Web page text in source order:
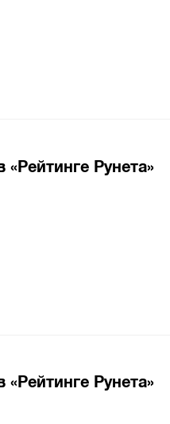
«Рейтинге Рунета»
«Рейтинге Рунета»